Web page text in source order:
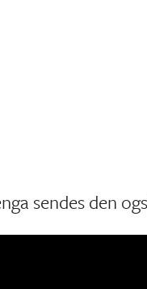
sendes den